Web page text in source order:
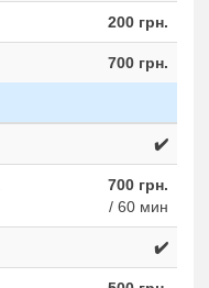
200 грн.
700 грн.
✔️
700 грн.
/ 60 мин
✔️